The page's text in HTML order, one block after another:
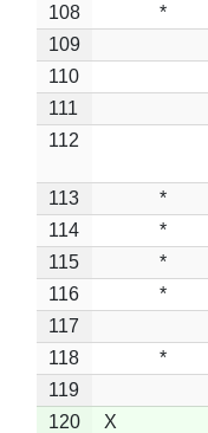
108
*
109
110
111
112
113
*
114
*
115
*
116
*
117
118
*
119
120
X